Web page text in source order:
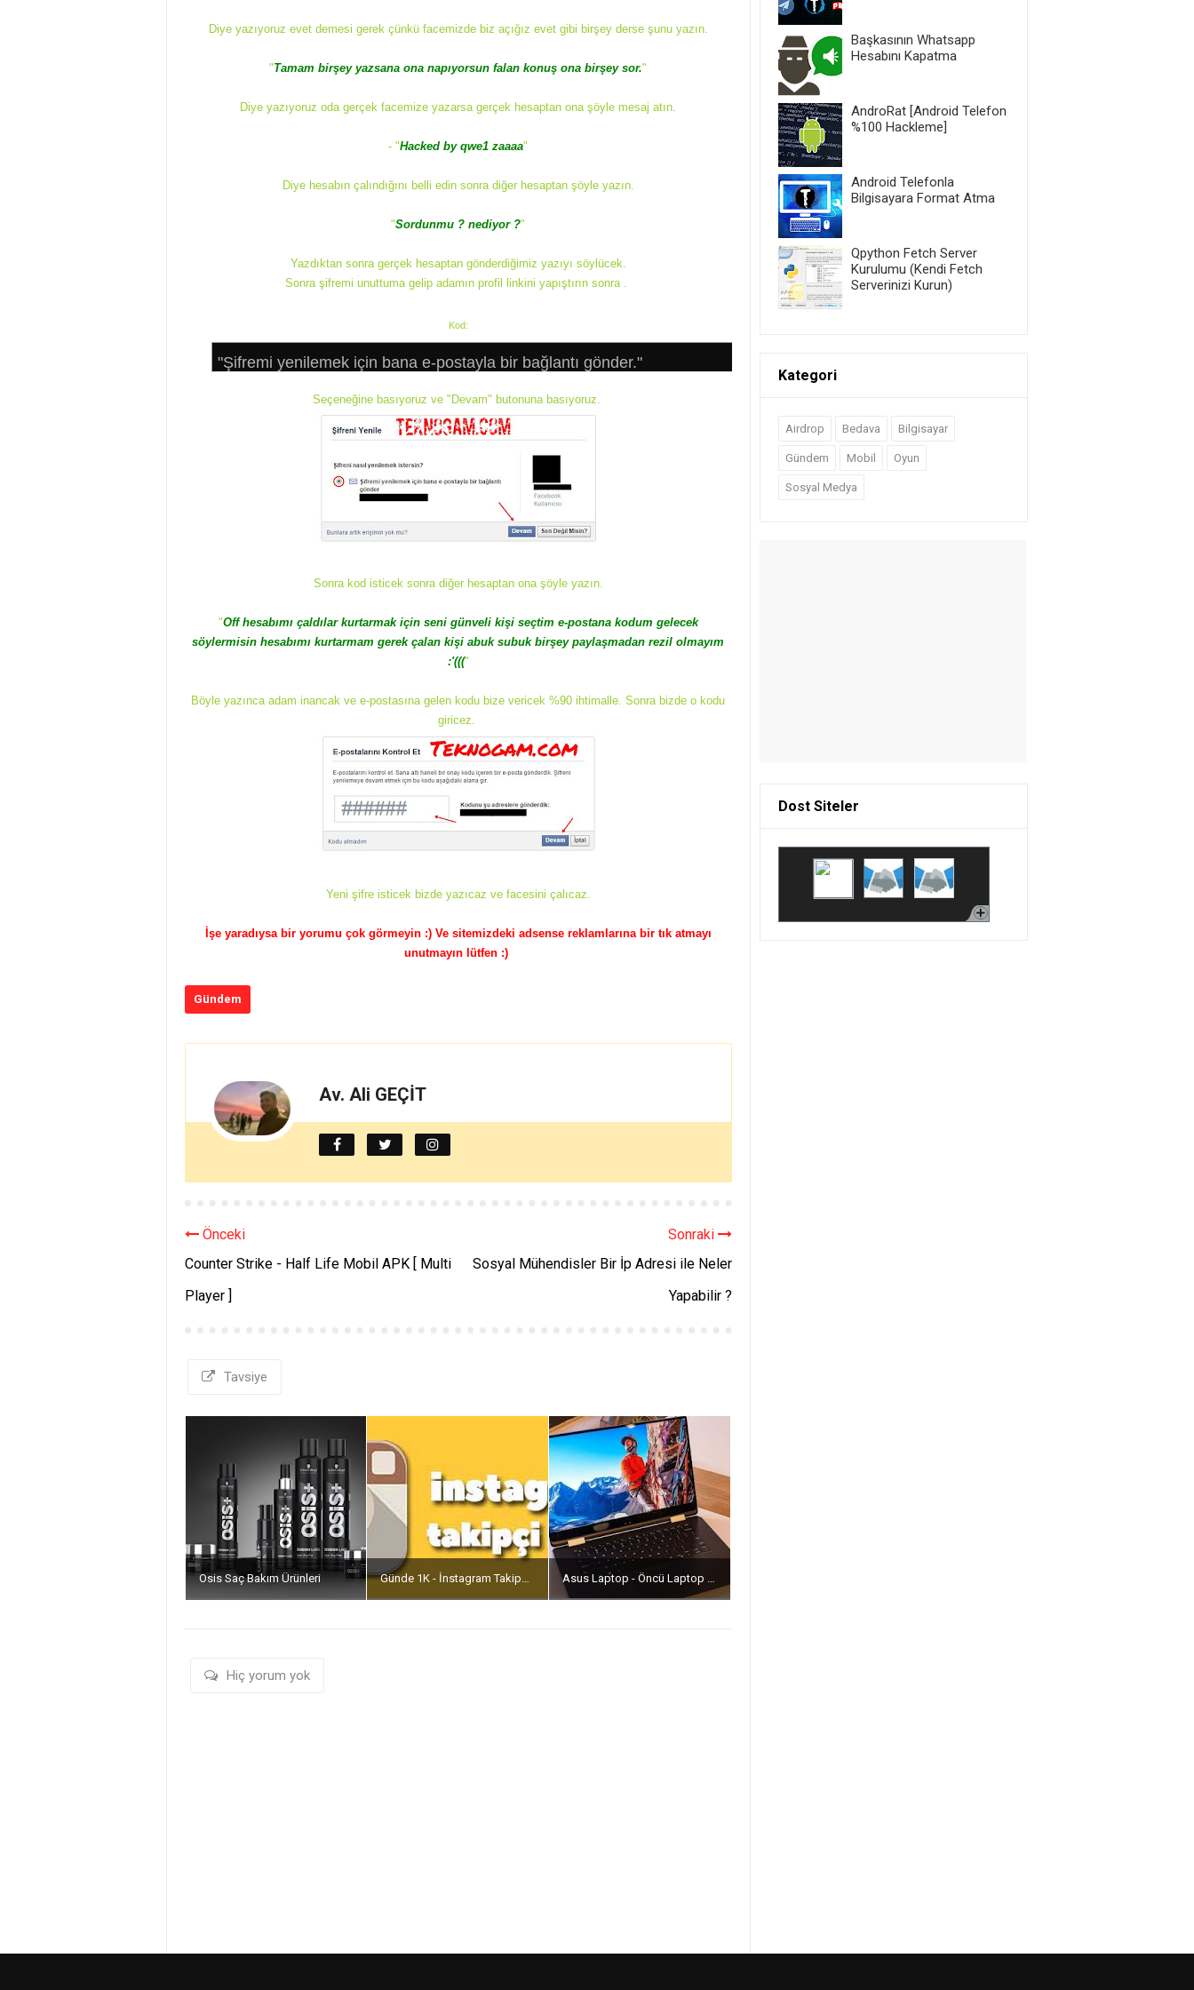
Diye yazıyoruz evet demesi gerek çünkü facemizde biz açığız evet gibi birşey derse şunu yazın.
"Tamam birşey yazsana ona napıyorsun falan konuş ona birşey sor."
Diye yazıyoruz oda gerçek facemize yazarsa gerçek hesaptan ona şöyle mesaj atın.
- "Hacked by qwe1 zaaaa"
Diye hesabın çalındığını belli edin sonra diğer hesaptan şöyle yazın.
"Sordunmu ? nediyor ?"
Yazdıktan sonra gerçek hesaptan gönderdiğimiz yazıyı söylücek.
Sonra şifremi unuttuma gelip adamın profil linkini yapıştırın sonra .
Kod:
"Şifremi yenilemek için bana e-postayla bir bağlantı gönder."
Seçeneğine basıyoruz ve "Devam" butonuna basıyoruz.
Sonra kod isticek sonra diğer hesaptan ona şöyle yazın.
"Off hesabımı çaldılar kurtarmak için seni günveli kişi seçtim e-postana kodum gelecek
söylermisin hesabımı kurtarmam gerek çalan kişi abuk subuk birşey paylaşmadan rezil olmayım
:'((("
Böyle yazınca adam inancak ve e-postasına gelen kodu bize vericek %90 ihtimalle. Sonra bizde o kodu
giricez.
Yeni şifre isticek bizde yazıcaz ve facesini çalıcaz.
İşe yaradıysa bir yorumu çok görmeyin :) Ve sitemizdeki adsense reklamlarına bir tık atmayı
unutmayın lütfen :)
Gündem
Av. Ali GEÇİT
Sonraki
Sosyal Mühendisler Bir İp Adresi ile Neler
Yapabilir ?
Önceki
Counter Strike - Half Life Mobil APK [ Multi
Player ]
Tavsiye
Osis Saç Bakım Ürünleri Günde 1K - İnstagram Takipçi Kasma Asus Laptop - Öncü Laptop Markası
Hiç yorum yok
Başkasının Whatsapp
Hesabını Kapatma
AndroRat [Android Telefon
%100 Hackleme]
Android Telefonla
Bilgisayara Format Atma
Qpython Fetch Server
Kurulumu (Kendi Fetch
Serverinizi Kurun)
Kategori
Airdrop Bedava Bilgisayar
Gündem Mobil Oyun
Sosyal Medya
Dost Siteler